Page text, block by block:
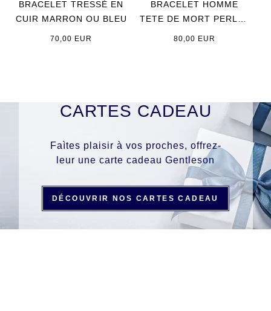
BRACELET TRESSÉ EN
CUIR MARRON OU BLEU
70,00 EUR
BRACELET HOMME
TETE DE MORT PERLES
80,00 EUR
CARTES CADEAU
Faìtes plaisir à vos proches, offrez-
leur une carte cadeau Gentleson
DÉCOUVRIR NOS CARTES CADEAU